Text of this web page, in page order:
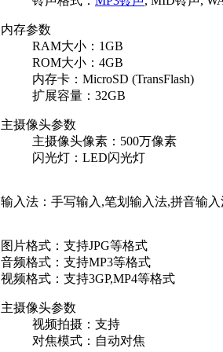
内存参数
RAM大小： 1GB
ROM大小： 4GB
内存卡： MicroSD (TransFlash)
扩展容量： 32GB
主摄像头参数
主摄像头像素： 500万像素
闪光灯： LED闪光灯
输入法： 手写输入,笔划输入法,拼音输入
图片格式： 支持JPG等格式
音频格式： 支持MP3等格式
视频格式： 支持3GP,MP4等格式
主摄像头参数
视频拍摄： 支持
对焦模式： 自动对焦